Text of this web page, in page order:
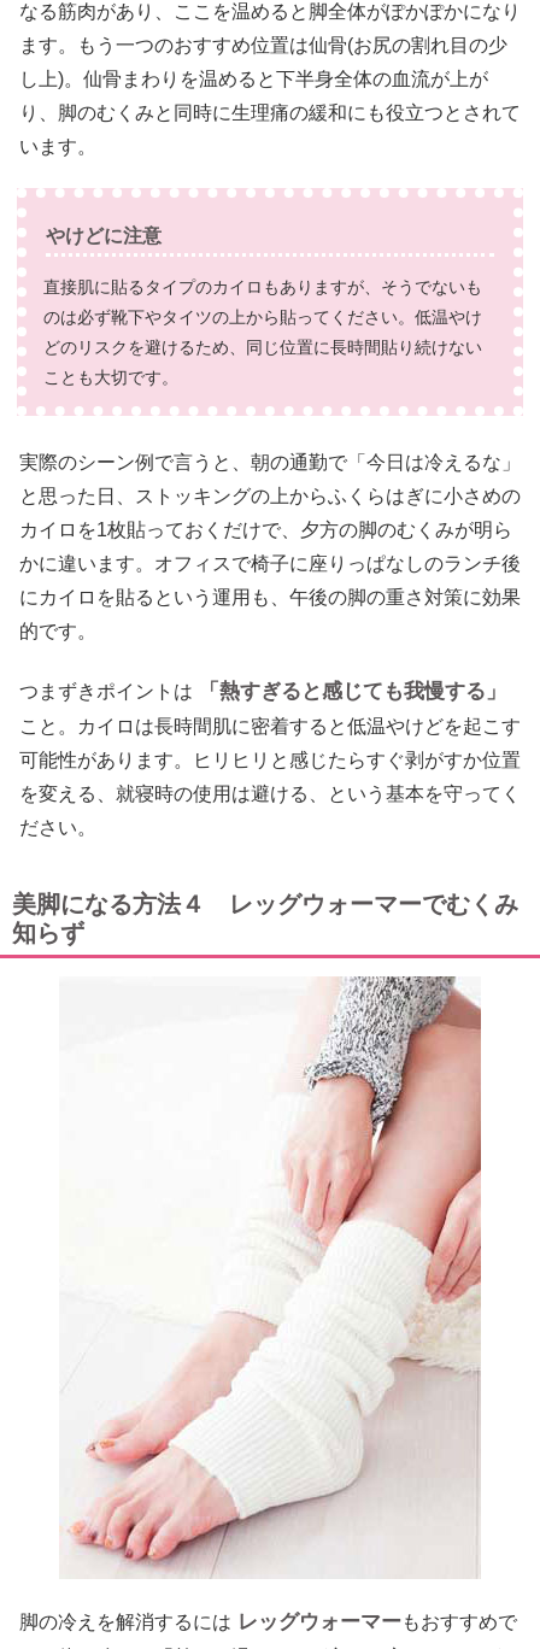
なる筋肉があり、ここを温めると脚全体がぽかぽかになり
ます。もう一つのおすすめ位置は仙骨(お尻の割れ目の少
し上)。仙骨まわりを温めると下半身全体の血流が上が
り、脚のむくみと同時に生理痛の緩和にも役立つとされて
います。
やけどに注意
直接肌に貼るタイプのカイロもありますが、そうでないも
のは必ず靴下やタイツの上から貼ってください。低温やけ
どのリスクを避けるため、同じ位置に長時間貼り続けない
ことも大切です。
実際のシーン例で言うと、朝の通勤で「今日は冷えるな」
と思った日、ストッキングの上からふくらはぎに小さめの
カイロを1枚貼っておくだけで、夕方の脚のむくみが明ら
かに違います。オフィスで椅子に座りっぱなしのランチ後
にカイロを貼るという運用も、午後の脚の重さ対策に効果
的です。
つまずきポイントは 「熱すぎると感じても我慢する」
こと。カイロは長時間肌に密着すると低温やけどを起こす
可能性があります。ヒリヒリと感じたらすぐ剥がすか位置
を変える、就寝時の使用は避ける、という基本を守ってく
ださい。
美脚になる方法４ レッグウォーマーでむくみ
知らず
脚の冷えを解消するには レッグウォーマーもおすすめで